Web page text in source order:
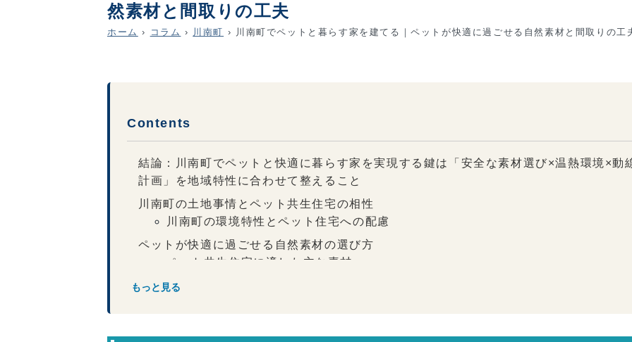
然素材と間取りの工夫
ホーム › コラム › 川南町 › 川南町でペットと暮らす家を建てる｜ペットが快適に過ごせる自然素材と間取りの工
Contents
結論：川南町でペットと快適に暮らす家を実現する鍵は「安全な素材選び×温熱環境×動
計画」を地域特性に合わせて整えること
川南町の土地事情とペット共生住宅の相性
川南町の環境特性とペット住宅への配慮
ペットが快適に過ごせる自然素材の選び方
ペット共生住宅に適した主な素材
間取りの工夫でストレスを減らす
もっと見る